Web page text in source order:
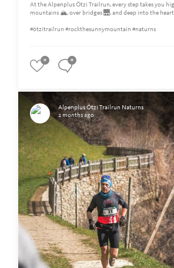
At the Alpenplus Ötzi Trailrun, every step takes you
mountains 🏔️, over bridges 🌉, and deep into the
#ötzitrailrun #rockthesunnymountain #naturns
0 0
Alpenplus Ötzi Trailrun Naturns
2 months ago